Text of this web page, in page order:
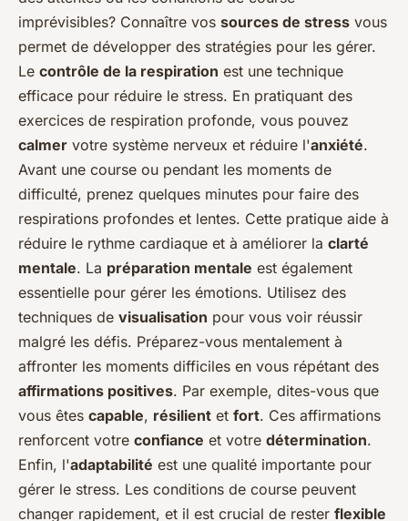
imprévisibles? Connaître vos sources de stress vous
permet de développer des stratégies pour les gérer.
Le contrôle de la respiration est une technique
efficace pour réduire le stress. En pratiquant des
exercices de respiration profonde, vous pouvez
calmer votre système nerveux et réduire l'anxiété.
Avant une course ou pendant les moments de
difficulté, prenez quelques minutes pour faire des
respirations profondes et lentes. Cette pratique aide à
réduire le rythme cardiaque et à améliorer la clarté
mentale. La préparation mentale est également
essentielle pour gérer les émotions. Utilisez des
techniques de visualisation pour vous voir réussir
malgré les défis. Préparez-vous mentalement à
affronter les moments difficiles en vous répétant des
affirmations positives. Par exemple, dites-vous que
vous êtes capable, résilient et fort. Ces affirmations
renforcent votre confiance et votre détermination.
Enfin, l'adaptabilité est une qualité importante pour
gérer le stress. Les conditions de course peuvent
changer rapidement, et il est crucial de rester flexible